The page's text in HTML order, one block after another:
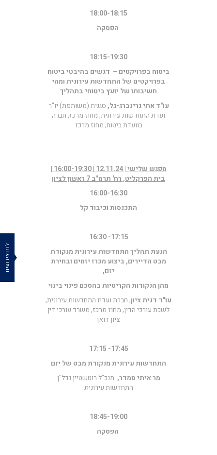
18:00-18:15
הפסקה
18:15-19:30
ביטוח בפרויקטים – דגשים בהיבטי ביטוח
בפרויקטים של התחדשות עירונית ומהי
חשיבותו של יועץ ביטוחי בתהליך
עו"ד אתי גרינברג-גל, סגנית (משותפת) יו"ר
ועדת התחדשות עירונית, מחוז מרכז, חברה
בוועדת ביטוח, מחוז מרכז
מפגש שלישי | 12.11.24 | 16:00-19:30 |
בית הפרקליט, רח' תרמ"ב 7 ראשון לציון
16:00-16:30
התכנסות וכיבוד קל
17:15- 16:30
הנעת תהליך התחדשות עירונית מנקודת
מבט הדיירים, ביצוע מכרז יזמים ובחירת
יזם,
מהן הנקודות הקריטיות בהסכם פינוי בינוי
עו"ד דנית ציון, חברת ועדת התחדשות עירונית,
לשכת עורכי הדין, מחוז מרכז, משרד עורכי דין
ציון דואן
17:45- 17:15
התחדשות עירונית מנקודת מבט של יזם
מר איתי סמדר, מנכ"ל רוטשטיין נדל"ן
התחדשות עירונית
18:45-19:00
הפסקה
לוח אירועים